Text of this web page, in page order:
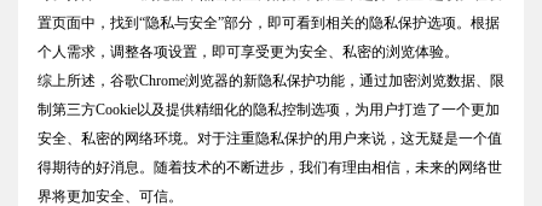
置页面中，找到“隐私与安全”部分，即可看到相关的隐私保护选项。根据
个人需求，调整各项设置，即可享受更为安全、私密的浏览体验。
综上所述，谷歌Chrome浏览器的新隐私保护功能，通过加密浏览数据、限
制第三方Cookie以及提供精细化的隐私控制选项，为用户打造了一个更加
安全、私密的网络环境。对于注重隐私保护的用户来说，这无疑是一个值
得期待的好消息。随着技术的不断进步，我们有理由相信，未来的网络世
界将更加安全、可信。